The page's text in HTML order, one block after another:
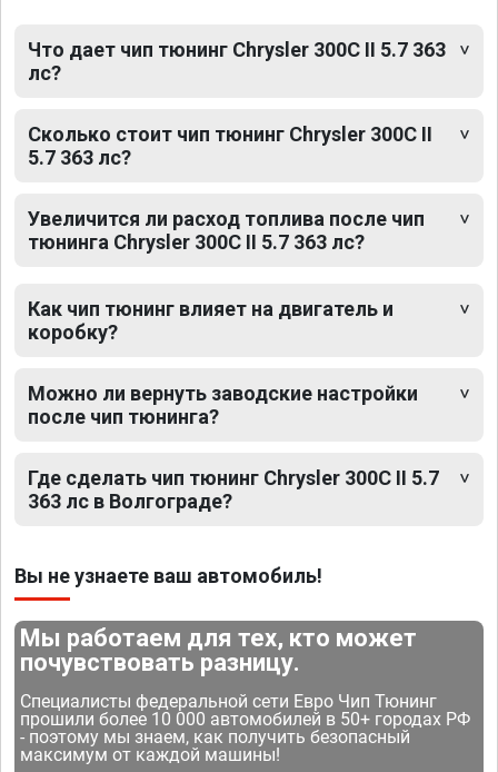
Что дает чип тюнинг Chrysler 300C II 5.7 363
лс?
Сколько стоит чип тюнинг Chrysler 300C II
5.7 363 лс?
Увеличится ли расход топлива после чип
тюнинга Chrysler 300C II 5.7 363 лс?
Как чип тюнинг влияет на двигатель и
коробку?
Можно ли вернуть заводские настройки
после чип тюнинга?
Где сделать чип тюнинг Chrysler 300C II 5.7
363 лс в Волгограде?
Вы не узнаете ваш автомобиль!
Мы работаем для тех, кто может
почувствовать разницу.
Специалисты федеральной сети Евро Чип Тюнинг
прошили более 10 000 автомобилей в 50+ городах РФ
- поэтому мы знаем, как получить безопасный
максимум от каждой машины!